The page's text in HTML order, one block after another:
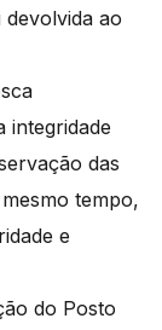
ao
integridade
das
tempo,
e
do Posto